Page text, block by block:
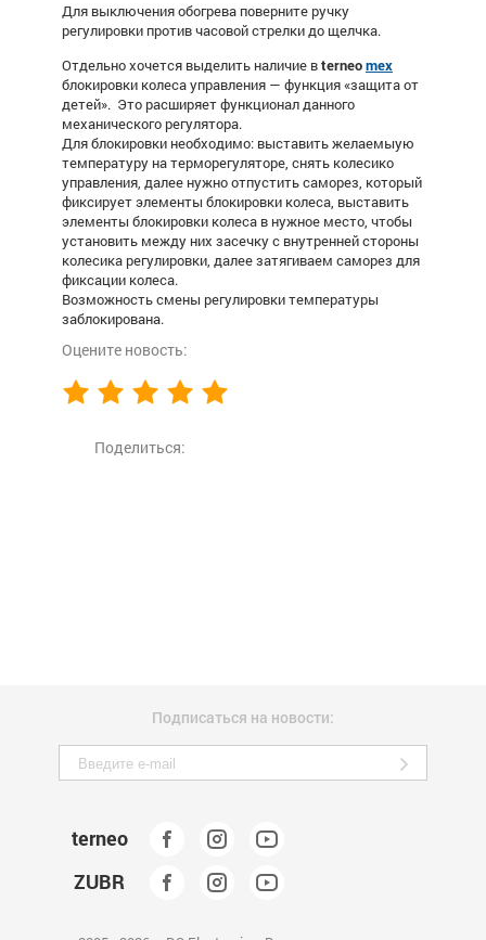
Для выключения обогрева поверните ручку
регулировки против часовой стрелки до щелчка.
Отдельно хочется выделить наличие вterneomex
блокировки колеса управления — функция «защита от
детей». Это расширяет функционал данного
механического регулятора.
Для блокировки необходимо: выставить желаемыую
температуру на терморегуляторе, снять колесико
управления, далее нужно отпустить саморез, который
фиксирует элементы блокировки колеса, выставить
элементы блокировки колеса в нужное место, чтобы
установить между них засечку с внутренней стороны
колесика регулировки, далее затягиваем саморез для
фиксации колеса.
Возможность смены регулировки температуры
заблокирована.
Оцените новость:
Поделиться:
Подписаться на новости:
terneo
ZUBR